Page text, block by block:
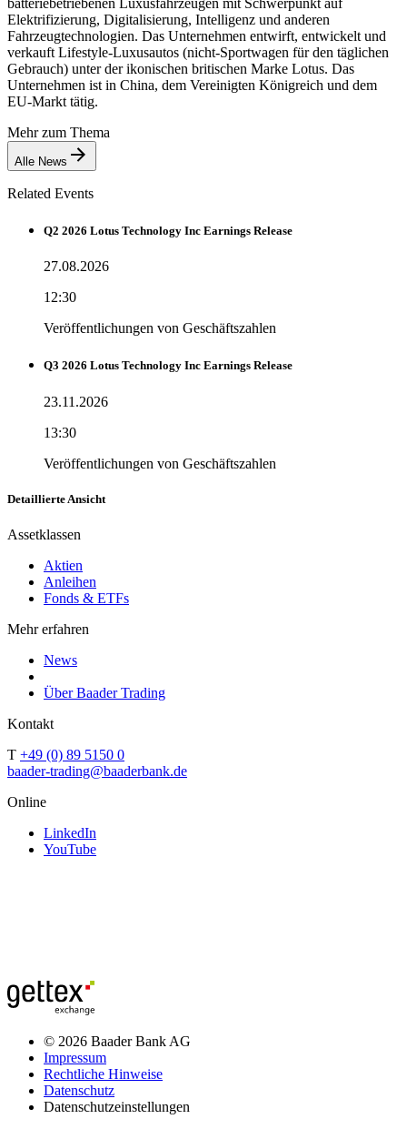
Elektrifizierung, Digitalisierung, Intelligenz und anderen
Fahrzeugtechnologien. Das Unternehmen entwirft, entwickelt und
verkauft Lifestyle-Luxusautos (nicht-Sportwagen für den täglichen
Gebrauch) unter der ikonischen britischen Marke Lotus. Das
Unternehmen ist in China, dem Vereinigten Königreich und dem
EU-Markt tätig.
Mehr zum Thema
Alle News
Related Events
Q2 2026 Lotus Technology Inc Earnings Release
27.08.2026
12:30
Veröffentlichungen von Geschäftszahlen
Q3 2026 Lotus Technology Inc Earnings Release
23.11.2026
13:30
Veröffentlichungen von Geschäftszahlen
Detaillierte Ansicht
Assetklassen
Aktien
Anleihen
Fonds & ETFs
Mehr erfahren
News
Über Baader Trading
Kontakt
T +49 (0) 89 5150 0
baader-trading@baaderbank.de
Online
LinkedIn
YouTube
© 2026 Baader Bank AG
Impressum
Rechtliche Hinweise
Datenschutz
Datenschutzeinstellungen